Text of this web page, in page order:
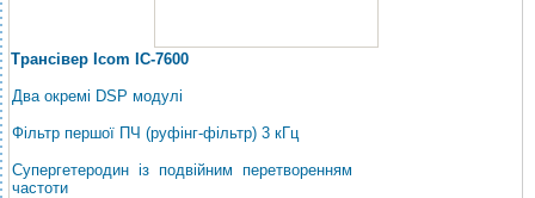
Трансівер Icom IC-7600
Два окремі DSP модулі
Фільтр першої ПЧ (руфінг-фільтр) 3 кГц
Супергетеродин із подвійним перетворенням
частоти